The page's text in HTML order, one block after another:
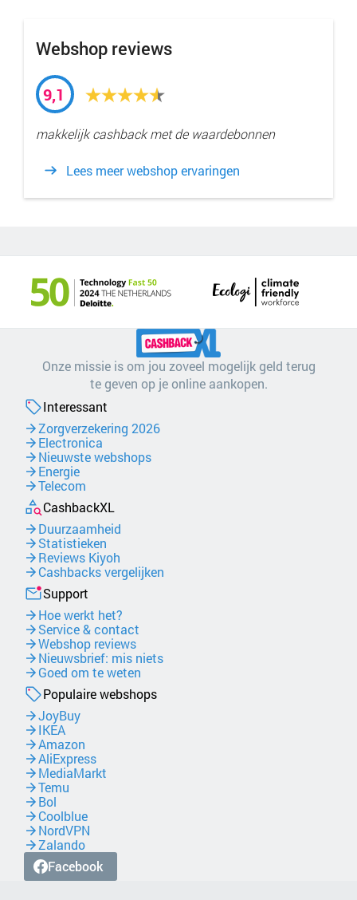
Webshop reviews
9,1
makkelijk cashback met de waardebonnen
Lees meer webshop ervaringen
Onze missie is om jou zoveel mogelijk geld terug
te geven op je online aankopen.
Interessant
Zorgverzekering 2026
Electronica
Nieuwste webshops
Energie
Telecom
CashbackXL
Duurzaamheid
Statistieken
Reviews Kiyoh
Cashbacks vergelijken
Support
Hoe werkt het?
Service & contact
Webshop reviews
Nieuwsbrief: mis niets
Goed om te weten
Populaire webshops
JoyBuy
IKEA
Amazon
AliExpress
MediaMarkt
Temu
Bol
Coolblue
NordVPN
Zalando
Facebook